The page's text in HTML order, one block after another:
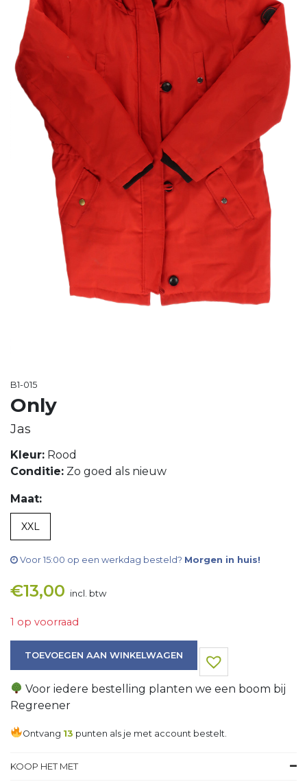
B1-015
Only
Jas
Kleur: Rood
Conditie: Zo goed als nieuw
Maat:
XXL
Voor 15:00 op een werkdag besteld? Morgen in huis!
€13,00 incl. btw
1 op voorraad
TOEVOEGEN AAN WINKELWAGEN
Voor iedere bestelling planten we een boom bij
Regreener
Ontvang 13 punten als je met account bestelt.
KOOP HET MET